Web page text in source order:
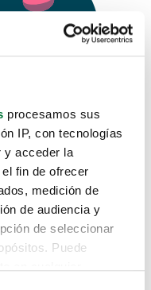
procesamos sus
IP, con tecnologías
y acceder la
fin de ofrecer
medición de
de audiencia y
de seleccionar
Puede
como
aquí.
que estás